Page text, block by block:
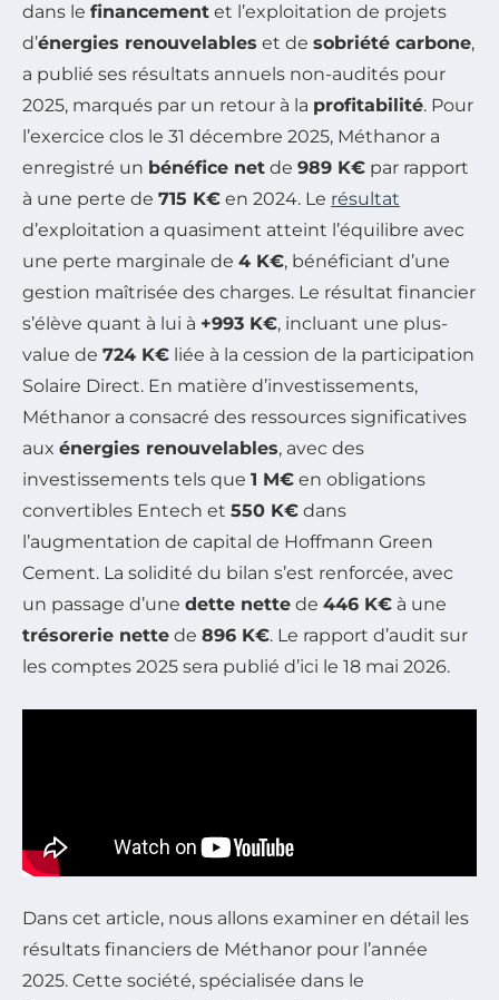
dans le financement et l’exploitation de projets
d’énergies renouvelables et de sobriété carbone,
a publié ses résultats annuels non-audités pour
2025, marqués par un retour à la profitabilité. Pour
l’exercice clos le 31 décembre 2025, Méthanor a
enregistré un bénéfice net de 989 K€ par rapport
à une perte de 715 K€ en 2024. Le résultat
d’exploitation a quasiment atteint l’équilibre avec
une perte marginale de 4 K€, bénéficiant d’une
gestion maîtrisée des charges. Le résultat financier
s’élève quant à lui à +993 K€, incluant une plus-
value de 724 K€ liée à la cession de la participation
Solaire Direct. En matière d’investissements,
Méthanor a consacré des ressources significatives
aux énergies renouvelables, avec des
investissements tels que 1 M€ en obligations
convertibles Entech et 550 K€ dans
l’augmentation de capital de Hoffmann Green
Cement. La solidité du bilan s’est renforcée, avec
un passage d’une dette nette de 446 K€ à une
trésorerie nette de 896 K€. Le rapport d’audit sur
les comptes 2025 sera publié d’ici le 18 mai 2026.
Dans cet article, nous allons examiner en détail les
résultats financiers de Méthanor pour l’année
2025. Cette société, spécialisée dans le